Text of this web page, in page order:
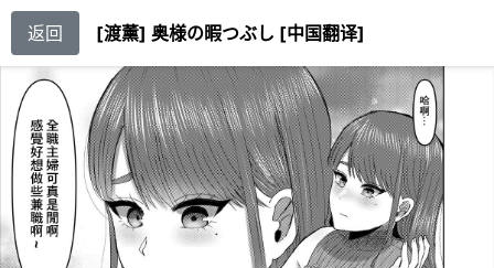
返回 [渡薰] 奥様の暇つぶし [中国翻译]